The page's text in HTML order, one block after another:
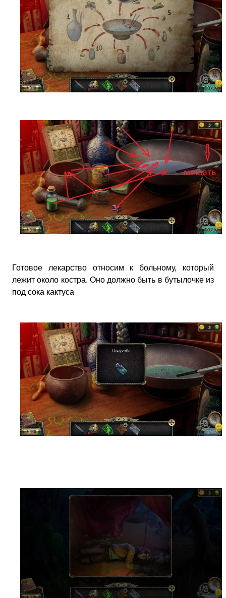
Готовое лекарство относим к больному, который
лежит около костра. Оно должно быть в бутылочке из
под сока кактуса